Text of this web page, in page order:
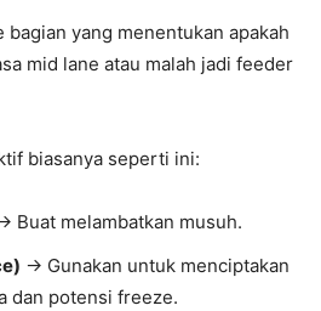
bagian yang menentukan apakah
mid lane atau malah jadi feeder
biasanya seperti ini:
Buat melambatkan musuh.
→ Gunakan untuk menciptakan
dan potensi freeze.